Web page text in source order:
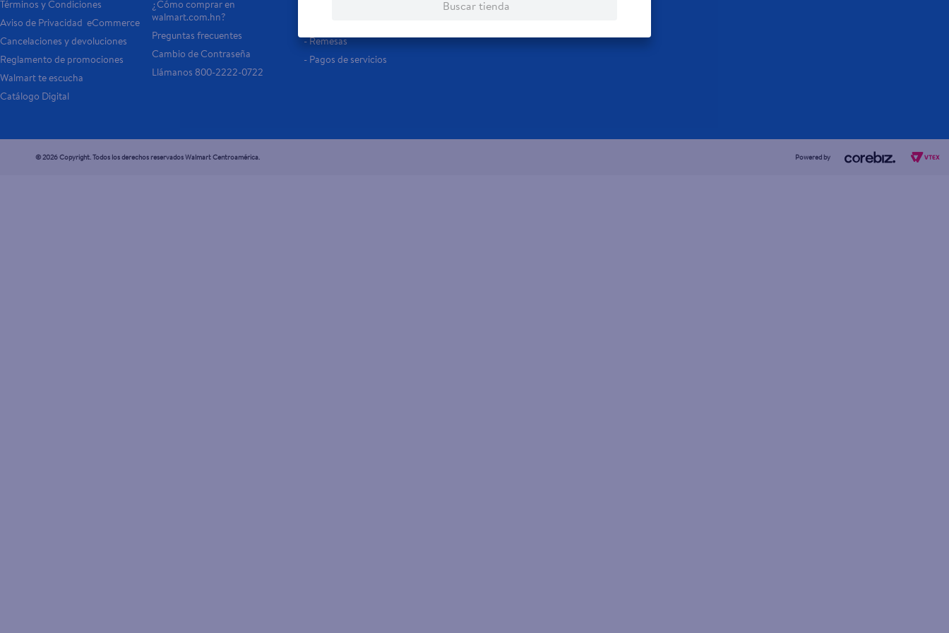
Términos y Condiciones
Aviso de Privacidad  eCommerce
Cancelaciones y devoluciones
Reglamento de promociones
Walmart te escucha
Catálogo Digital
¿Cómo comprar en
walmart.com.hn?
Preguntas frecuentes
Cambio de Contraseña
Llámanos 800-2222-0722
- Remesas
- Pagos de servicios
Tarjeta de Crédito
© 2026 Copyright. Todos los derechos reservados Walmart Centroamérica. Powered by
Buscar tienda